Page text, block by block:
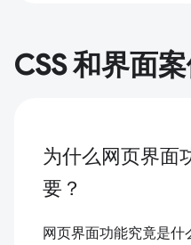
CSS 和界面
为什么网页界面
要？
网页界面功能究竟是